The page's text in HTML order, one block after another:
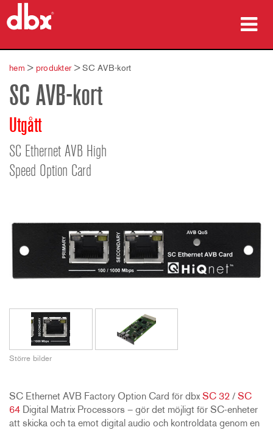
produkter
Fallstudier
var man kan köpa
utbildning
support
Språk/Region
hem > produkter>SC AVB-kort
SC AVB-kort
Utgått
SC Ethernet AVB High
Speed Option Card
Större bilder
SC Ethernet AVB Factory Option Card för dbx SC 32 / SC
64 Digital Matrix Processors – gör det möjligt för SC-enheter
att skicka och ta emot digital audio och kontroldata genom en